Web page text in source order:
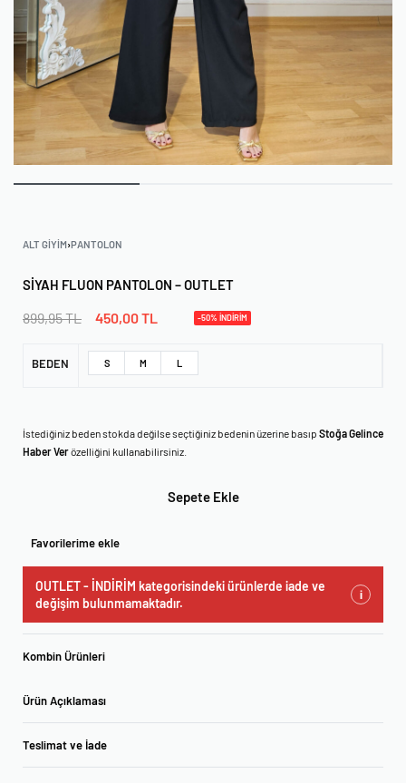
ALT GIYIM›PANTOLON
SIYAH FLUON PANTOLON – OUTLET
899,95TL 450,00TL -50% İNDİRİM
BEDEN S M L
İstediğiniz beden stokda değilse seçtiğiniz bedenin üzerine basıp Stoğa Gelince
Haber Verözelliğini kullanabilirsiniz.
Sepete Ekle
Favorilerime ekle
OUTLET - İNDİRİM kategorisindeki ürünlerde iade ve
değişim bulunmamaktadır.
i
Kombin Ürünleri
Ürün Açıklaması
Teslimat ve İade